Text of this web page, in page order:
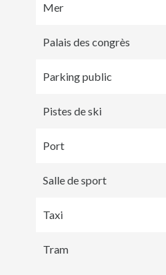
Mer
Palais des congrès
Parking public
Pistes de ski
Port
Salle de sport
Taxi
Tram